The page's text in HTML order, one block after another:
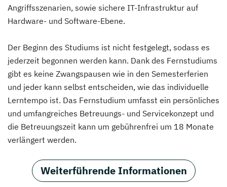
Angriffsszenarien, sowie sichere IT-Infrastruktur auf
Hardware- und Software-Ebene.
Der Beginn des Studiums ist nicht festgelegt, sodass es
jederzeit begonnen werden kann. Dank des Fernstudiums
gibt es keine Zwangspausen wie in den Semesterferien
und jeder kann selbst entscheiden, wie das individuelle
Lerntempo ist. Das Fernstudium umfasst ein persönliches
und umfangreiches Betreuungs- und Servicekonzept und
die Betreuungszeit kann um gebührenfrei um 18 Monate
verlängert werden.
Weiterführende Informationen